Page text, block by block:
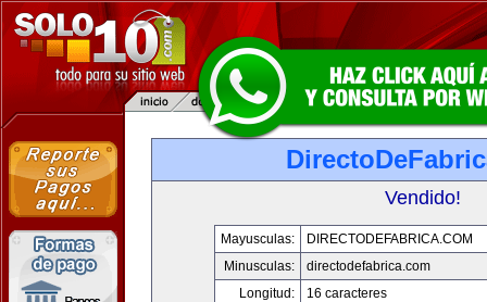
Vendido!
Mayusculas:
DIRECTODEFABRICA.COM
Minusculas:
directodefabrica.com
Longitud:
16 caracteres